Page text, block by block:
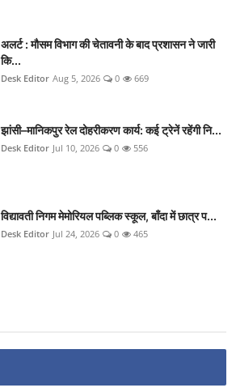
अलर्ट : मौसम विभाग की चेतावनी के बाद प्रशासन ने जारी
कि...
Desk Editor Aug 5, 2026 0 669
झांसी–मानिकपुर रेल दोहरीकरण कार्य: कई ट्रेनें रहेंगी नि...
Desk Editor Jul 10, 2026 0 556
विद्यावती निगम मेमोरियल पब्लिक स्कूल, बाँदा में छात्र प...
Desk Editor Jul 24, 2026 0 465